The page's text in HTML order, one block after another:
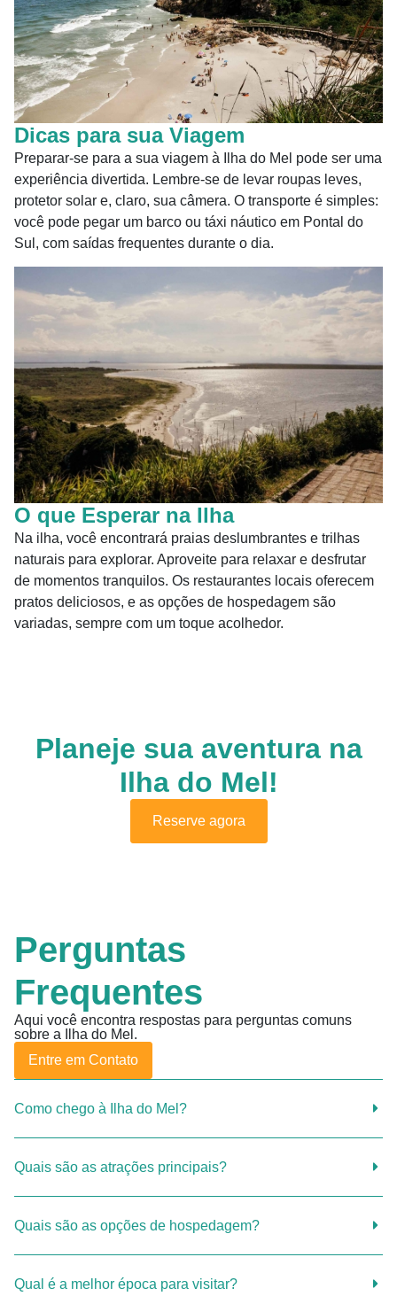
Dicas para sua Viagem
Preparar-se para a sua viagem à Ilha do Mel pode ser uma
experiência divertida. Lembre-se de levar roupas leves,
protetor solar e, claro, sua câmera. O transporte é simples:
você pode pegar um barco ou táxi náutico em Pontal do
Sul, com saídas frequentes durante o dia.
O que Esperar na Ilha
Na ilha, você encontrará praias deslumbrantes e trilhas
naturais para explorar. Aproveite para relaxar e desfrutar
de momentos tranquilos. Os restaurantes locais oferecem
pratos deliciosos, e as opções de hospedagem são
variadas, sempre com um toque acolhedor.
Planeje sua aventura na
Ilha do Mel!
Reserve agora
Perguntas
Frequentes
Aqui você encontra respostas para perguntas comuns
sobre a Ilha do Mel.
Entre em Contato
Como chego à Ilha do Mel?
Quais são as atrações principais?
Quais são as opções de hospedagem?
Qual é a melhor época para visitar?